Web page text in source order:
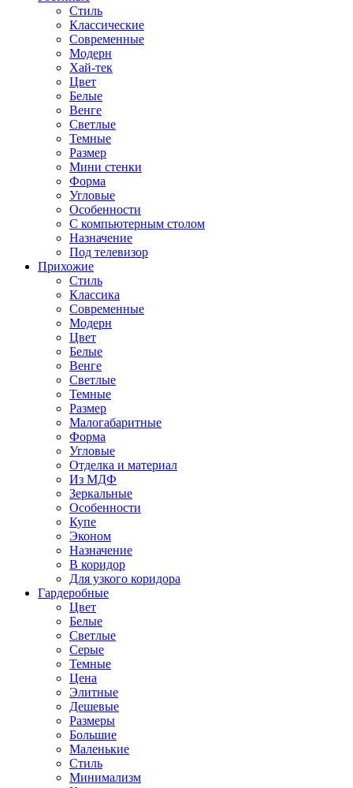
Стиль
Классические
Современные
Модерн
Хай-тек
Цвет
Белые
Венге
Светлые
Темные
Размер
Мини стенки
Форма
Угловые
Особенности
С компьютерным столом
Назначение
Под телевизор
Прихожие
Стиль
Классика
Современные
Модерн
Цвет
Белые
Венге
Светлые
Темные
Размер
Малогабаритные
Форма
Угловые
Отделка и материал
Из МДФ
Зеркальные
Особенности
Купе
Эконом
Назначение
В коридор
Для узкого коридора
Гардеробные
Цвет
Белые
Светлые
Серые
Темные
Цена
Элитные
Дешевые
Размеры
Большие
Маленькие
Стиль
Минимализм